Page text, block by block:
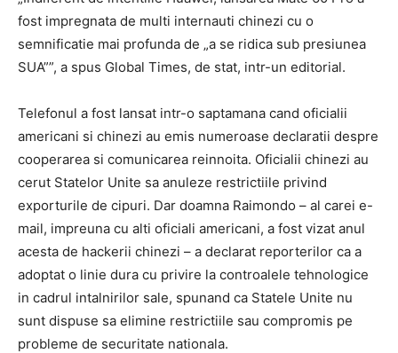
fost impregnata de multi internauti chinezi cu o
semnificatie mai profunda de „a se ridica sub presiunea
SUA””, a spus Global Times, de stat, intr-un editorial.
Telefonul a fost lansat intr-o saptamana cand oficialii
americani si chinezi au emis numeroase declaratii despre
cooperarea si comunicarea reinnoita. Oficialii chinezi au
cerut Statelor Unite sa anuleze restrictiile privind
exporturile de cipuri. Dar doamna Raimondo – al carei e-
mail, impreuna cu alti oficiali americani, a fost vizat anul
acesta de hackerii chinezi – a declarat reporterilor ca a
adoptat o linie dura cu privire la controalele tehnologice
in cadrul intalnirilor sale, spunand ca Statele Unite nu
sunt dispuse sa elimine restrictiile sau compromis pe
probleme de securitate nationala.